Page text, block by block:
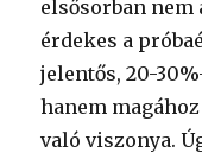
elsősorban
érdekes a
jelentős, 20-
hanem
való viszonya.